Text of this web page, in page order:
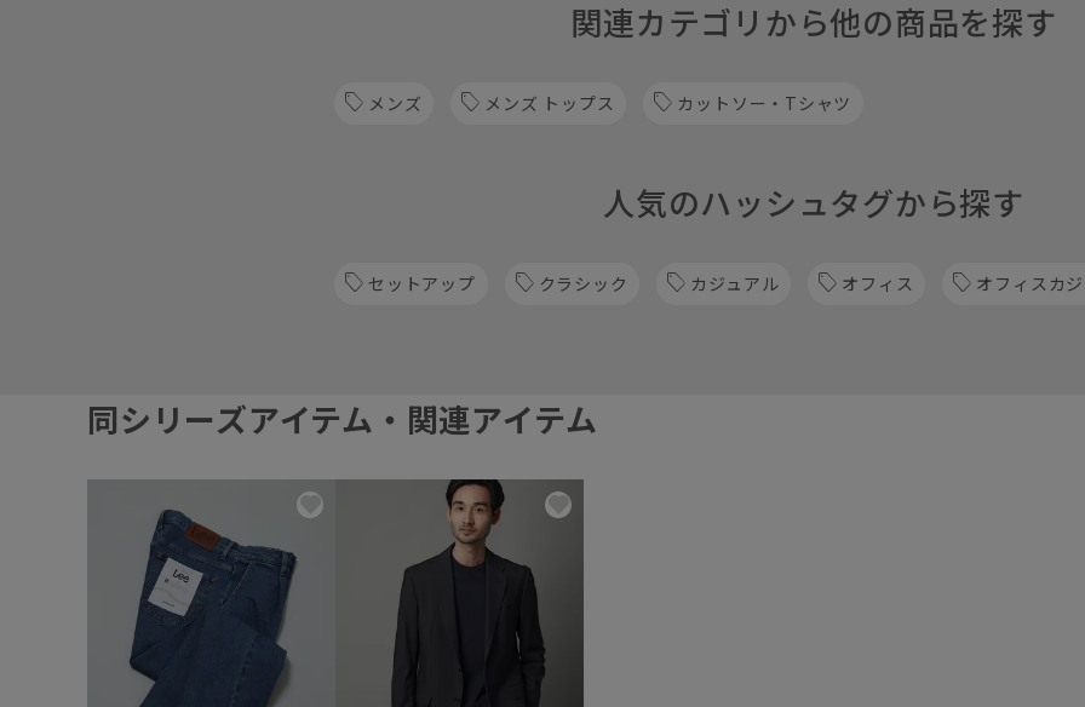
関連カテゴリから他の商品を探す
メンズ メンズ トップス カットソー・Tシャツ
人気のハッシュタグから探す
セットアップ クラシック カジュアル オフィス オフィスカ
同シリーズアイテム・関連アイテム